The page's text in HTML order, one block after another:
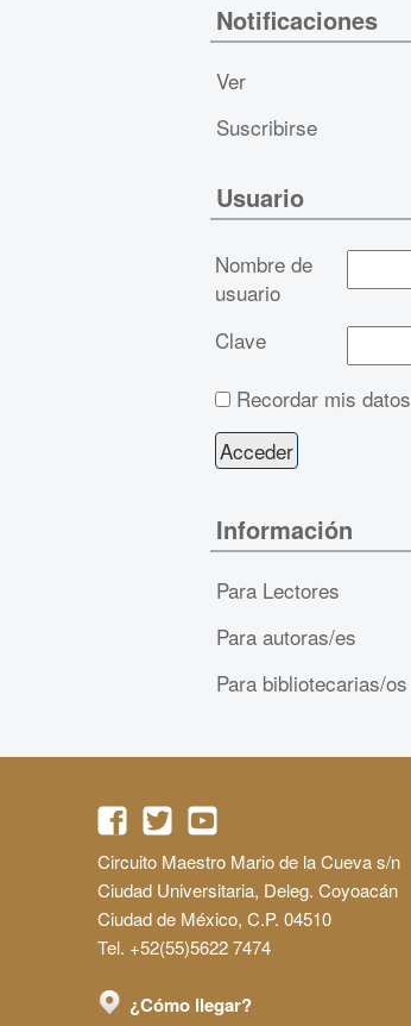
Notificaciones
Ver
Suscribirse
Usuario
Nombre de
usuario
Clave
Recordar mis datos
Información
Para Lectores
Para autoras/es
Para bibliotecarias/os
Circuito Maestro Mario de la Cueva s/n
Ciudad Universitaria, Deleg. Coyoacán
Ciudad de México, C.P. 04510
Tel. +52(55)5622 7474
¿Cómo llegar?